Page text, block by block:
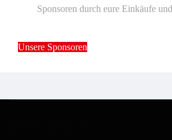
Sponsoren durch eure Einkäufe
Unsere Sponsoren